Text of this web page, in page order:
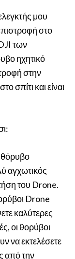
μου
στο
των
ηχητικό
στην
σπίτι και είναι
αγχωτικός
του Drone.
Drone
καλύτερες
οι θορύβοι
να εκτελέσετε
από την